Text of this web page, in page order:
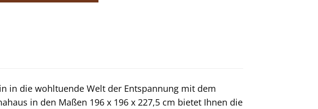
in die wohltuende Welt der Entspannung mit dem
in den Maßen 196 x 196 x 227,5 cm bietet Ihnen die